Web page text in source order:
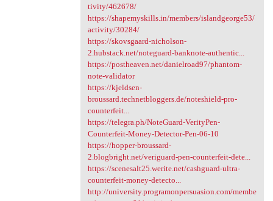
tivity/462678/
https://shapemyskills.in/members/islandgeorge53/
activity/30284/
https://skovsgaard-nicholson-
2.hubstack.net/noteguard-banknote-authentic...
https://postheaven.net/danielroad97/phantom-
note-validator
https://kjeldsen-
broussard.technetbloggers.de/noteshield-pro-
counterfeit...
https://telegra.ph/NoteGuard-VerityPen-
Counterfeit-Money-Detector-Pen-06-10
https://hopper-broussard-
2.blogbright.net/veriguard-pen-counterfeit-dete...
https://scenesalt25.werite.net/cashguard-ultra-
counterfeit-money-detecto...
http://university.programonpersuasion.com/membe